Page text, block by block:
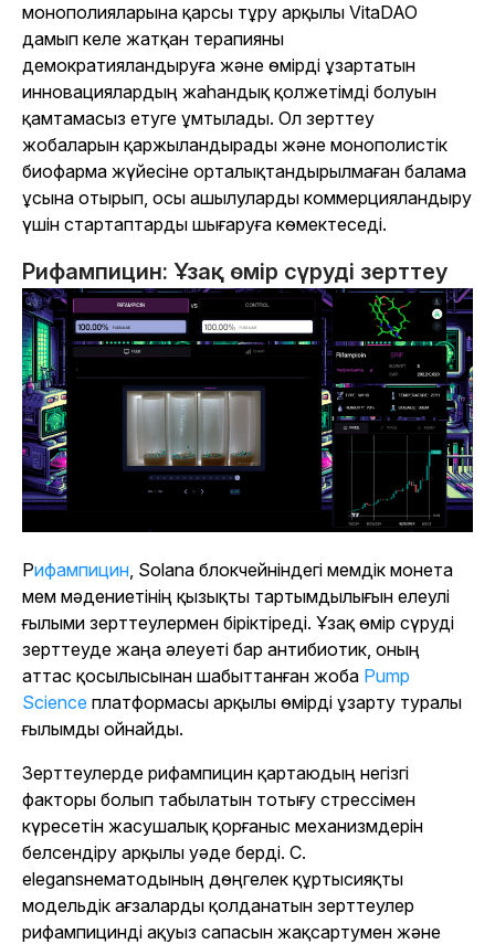
монополияларына қарсы тұру арқылы VitaDAO
дамып келе жатқан терапияны
демократияландыруға және өмірді ұзартатын
инновациялардың жаһандық қолжетімді болуын
қамтамасыз етуге ұмтылады. Ол зерттеу
жобаларын қаржыландырады және монополистік
биофарма жүйесіне орталықтандырылмаған балама
ұсына отырып, осы ашылуларды коммерцияландыру
үшін стартаптарды шығаруға көмектеседі.
Рифампицин: Ұзақ өмір сүруді зерттеу
Рифампицин , Solana блокчейніндегі мемдік монета
мем мәдениетінің қызықты тартымдылығын елеулі
ғылыми зерттеулермен біріктіреді. Ұзақ өмір сүруді
зерттеуде жаңа әлеуеті бар антибиотик, оның
аттас қосылысынан шабыттанған жоба Pump
Science платформасы арқылы өмірді ұзарту туралы
ғылымды ойнайды.
Зерттеулерде рифампицин қартаюдың негізгі
факторы болып табылатын тотығу стрессімен
күресетін жасушалық қорғаныс механизмдерін
белсендіру арқылы уәде берді. C.
elegansнематодының дөңгелек құртысияқты
модельдік ағзаларды қолданатын зерттеулер
рифампицинді ақуыз сапасын жақсартумен және